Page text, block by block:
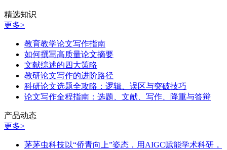
精选知识
更多>
教育教学论文写作指南
如何撰写高质量论文摘要
文献综述的四大策略
教研论文写作的进阶路径
科研论文选题全攻略：逻辑、误区与突破技巧
论文写作全程指南：选题、文献、写作、降重与答辩
产品动态
更多>
茅茅虫科技以“侨青向上”姿态，用AIGC赋能学术科研，